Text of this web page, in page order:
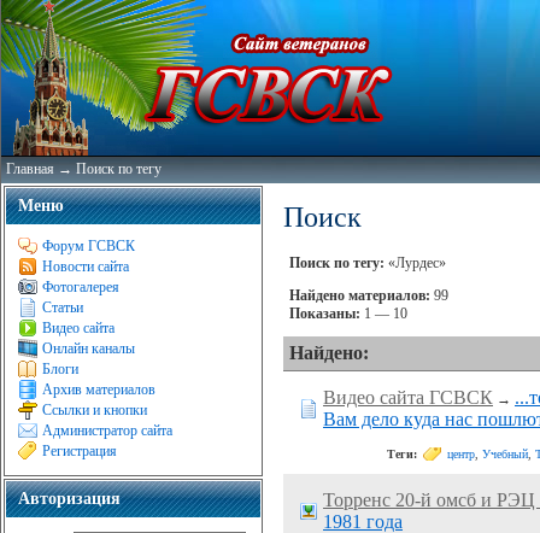
Главная→Поиск по тегу
Меню
Форум ГСВСК
Новости сайта
Фотогалерея
Статьи
Видео сайта
Онлайн каналы
Блоги
Архив материалов
Ссылки и кнопки
Администратор сайта
Регистрация
Авторизация
Поиск
Поиск по тегу: «Лурдес»
Найдено материалов: 99
Показаны: 1 — 10
Найдено:
Видео сайта ГСВСК →
Вам дело куда нас
Теги: центр Учебный
Торренс 20-й омсб и РЭЦ
1981 года